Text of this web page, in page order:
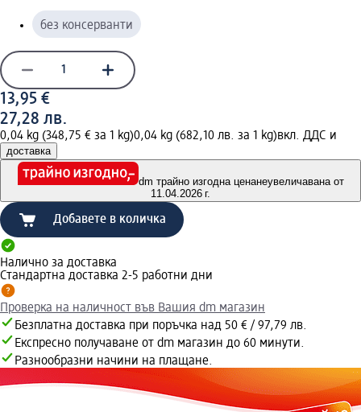
без консерванти
13,95 €
27,28 лв.
0,04 kg (348,75 € за 1 kg)0,04 kg (682,10 лв. за 1 kg)вкл. ДДС и
доставка
dm трайно изгодна ценанеувеличавана от
11.04.2026 г.
Добавете в количка
Налично за доставка
Стандартна доставка 2-5 работни дни
Проверка на наличност във Вашия dm магазин
Безплатна доставка при поръчка над 50 € / 97,79 лв.
Експресно получаване от dm магазин до 60 минути.
Разнообразни начини на плащане.